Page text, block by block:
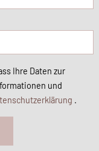
Ihre Daten zur
und
.